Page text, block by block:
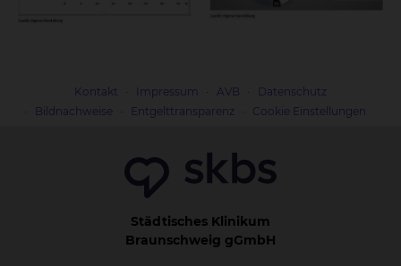
Kontakt Impressum AVB
Datenschutz
Bildnachweise
Entgelttransparenz Cookie Einstellungen
Städtisches Klinikum
Braunschweig gGmbH